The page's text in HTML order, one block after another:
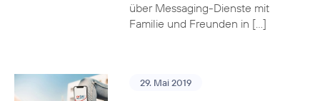
über Messaging-Dienste mit
Familie und Freunden in […]
29. Mai 2019